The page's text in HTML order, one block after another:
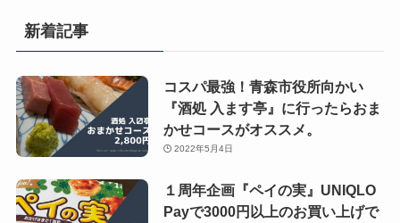
新着記事
コスパ最強！青森市役所向かい
『酒処 入ます亭』に行ったらおま
かせコースがオススメ。
2022年5月4日
１周年企画『ペイの実』UNIQLO
Payで3000円以上のお買い上げで